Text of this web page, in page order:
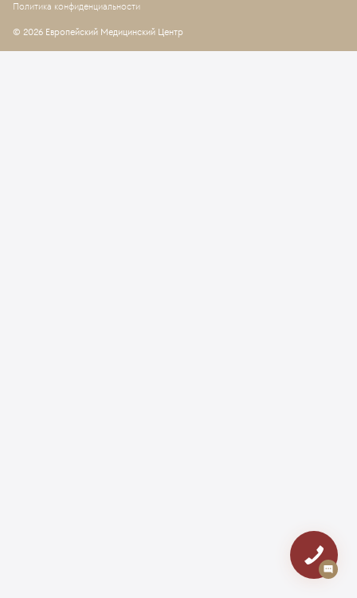
Политика конфиденциальности
© 2026 Европейский Медицинский Центр